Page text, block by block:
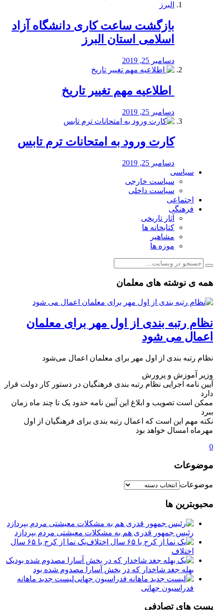
بازگشت ساعت کاری دانشگاه آزاد
اسلامی استان البرز
دسامبر 25, 2019
️ اطلاعیه مهم تغییر تاریخ
دسامبر 25, 2019
کارت ورود به امتحانات ترم تابس
دسامبر 25, 2019
سیاسی
سیاست خارجی
سیاست داخلی
اجتماعی
فرهنگی
آثار تاریخی
کتابخانه ها
مشاهیر
موزه ها
همه ی نوشته های معلمان
نظام رتبه بندی از اول مهر برای معلمان
اعمال می شود
نظام رتبه بندی از اول مهر برای معلمان اعمال می‌‎شود
وزیر آموزش و پرورش
آیین نامه اجرایی نظام رتبه بندی فرهنگیان در دستور کار دولت قرار
دارد
ممکن است تصویب و ابلاغ این آیین نامه حدود یک تا چند ماه زمان
ببرد
نکته مهم این است که اعمال رتبه بندی برای فرهنگیان از اول
مهرماه امسال خواهد بود
0
موضوعات
موضوعات
محبوبترین ها
رئیس جمهور قدری هم به مشکلات معیشتی مردم بپردازد
یک نما از کرج با ۶۵ سال
اختلاف
یک
بهله جغد شاخدار که در بخش آسارا مصدوم شده بود
لیست جدید ماهانه
فدراسیون جهانی
پست های تصادفی